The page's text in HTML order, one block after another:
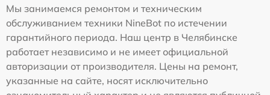
Мы занимаемся ремонтом и техническим
обслуживанием техники NineBot по истечении
гарантийного периода. Наш центр в Челябинске
работает независимо и не имеет официальной
авторизации от производителя. Цены на ремонт,
указанные на сайте, носят исключительно